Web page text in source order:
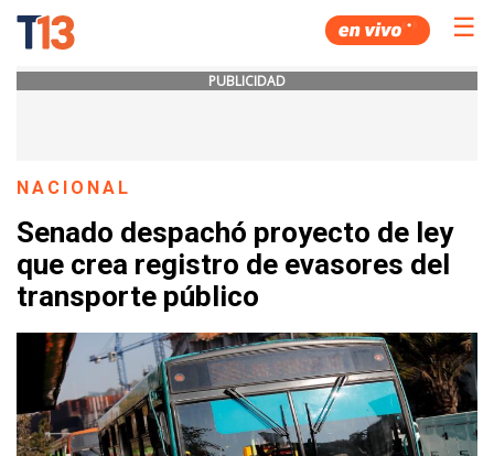
☰
PUBLICIDAD
NACIONAL
Senado despachó proyecto de ley
que crea registro de evasores del
transporte público